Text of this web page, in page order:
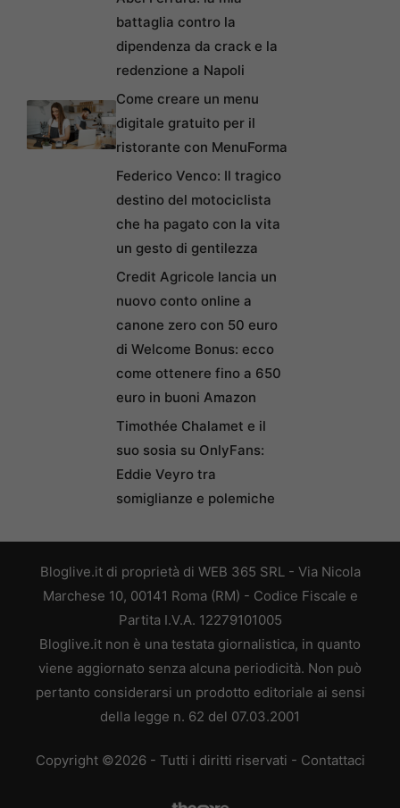
battaglia contro la
dipendenza da crack e la
redenzione a Napoli
Come creare un menu
digitale gratuito per il
ristorante con MenuForma
Federico Venco: Il tragico
destino del motociclista
che ha pagato con la vita
un gesto di gentilezza
Credit Agricole lancia un
nuovo conto online a
canone zero con 50 euro
di Welcome Bonus: ecco
come ottenere fino a 650
euro in buoni Amazon
Timothée Chalamet e il
suo sosia su OnlyFans:
Eddie Veyro tra
somiglianze e polemiche
Bloglive.it di proprietà di WEB 365 SRL - Via Nicola
Marchese 10, 00141 Roma (RM) - Codice Fiscale e
Partita I.V.A. 12279101005
Bloglive.it non è una testata giornalistica, in quanto
viene aggiornato senza alcuna periodicità. Non può
pertanto considerarsi un prodotto editoriale ai sensi
della legge n. 62 del 07.03.2001
Copyright ©2026 - Tutti i diritti riservati - Contattaci